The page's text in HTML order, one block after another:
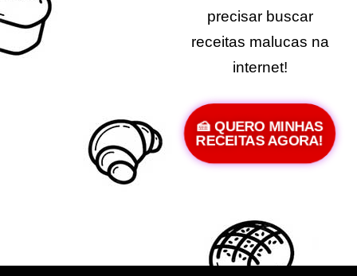
precisar buscar
receitas malucas na
internet!
🍰 QUERO MINHAS
RECEITAS AGORA!